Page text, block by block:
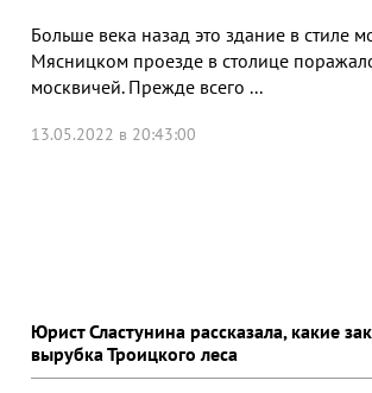
Больше века назад это здание в стиле
Мясницком проезде в столице
москвичей. Прежде всего ...
13.05.2022 в 20:43:00
Юрист Сластунина рассказала, какие
вырубка Троицкого леса